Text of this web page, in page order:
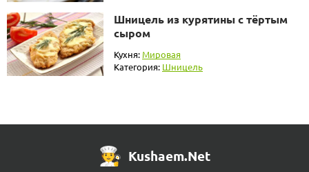
Шницель из курятины с тёртым
сыром
Кухня: Мировая
Категория: Шницель
Kushaem.Net